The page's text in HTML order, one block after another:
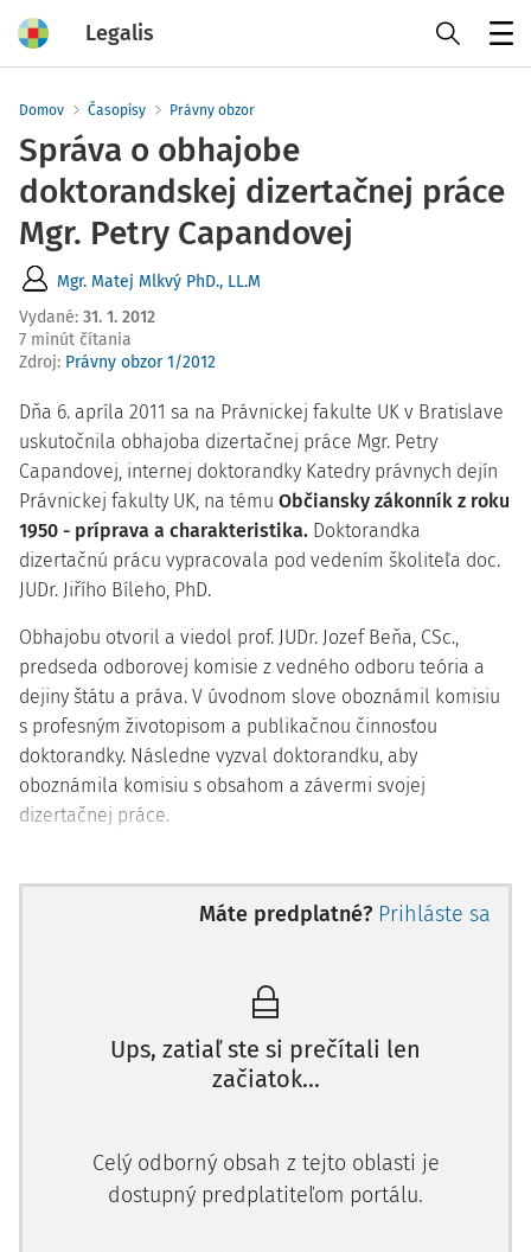
Legalis
Domov Časopisy Právny obzor
Správa o obhajobe
doktorandskej dizertačnej práce
Mgr. Petry Capandovej
Mgr. Matej Mlkvý PhD., LL.M
Vydané: 31. 1. 2012
7 minút čítania
Zdroj: Právny obzor 1/2012
Dňa 6. apríla 2011 sa na Právnickej fakulte UK v Bratislave
uskutočnila obhajoba dizertačnej práce Mgr. Petry
Capandovej, internej doktorandky Katedry právnych dejín
Právnickej fakulty UK, na tému Občiansky zákonník z roku
1950 - príprava a charakteristika. Doktorandka
dizertačnú prácu vypracovala pod vedením školiteľa doc.
JUDr. Jiřího Bíleho, PhD.
Obhajobu otvoril a viedol prof. JUDr. Jozef Beňa, CSc.,
predseda odborovej komisie z vedného odboru teória a
dejiny štátu a práva. V úvodnom slove oboznámil komisiu
s profesným životopisom a publikačnou činnosťou
doktorandky. Následne vyzval doktorandku, aby
oboznámila komisiu s obsahom a závermi svojej
dizertačnej práce.
Máte predplatné? Prihláste sa
Ups, zatiaľ ste si prečítali len
začiatok...
Celý odborný obsah z tejto oblasti je
dostupný predplatiteľom portálu.